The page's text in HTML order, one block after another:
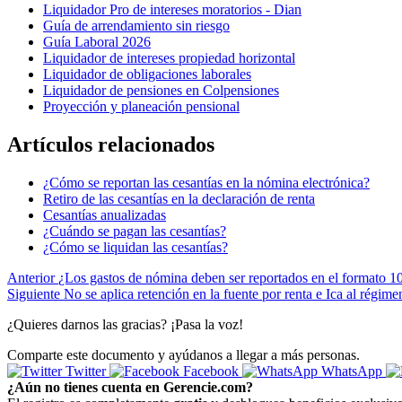
Liquidador Pro de intereses moratorios - Dian
Guía de arrendamiento sin riesgo
Guía Laboral 2026
Liquidador de intereses propiedad horizontal
Liquidador de obligaciones laborales
Liquidador de pensiones en Colpensiones
Proyección y planeación pensional
Artículos relacionados
¿Cómo se reportan las cesantías en la nómina electrónica?
Retiro de las cesantías en la declaración de renta
Cesantías anualizadas
¿Cuándo se pagan las cesantías?
¿Cómo se liquidan las cesantías?
Anterior ¿Los gastos de nómina deben ser reportados en el formato
Siguiente No se aplica retención en la fuente por renta e Ica al
¿Quieres darnos las gracias? ¡Pasa la voz!
Comparte este documento y ayúdanos a llegar a más personas.
Twitter
Facebook WhatsApp
¿Aún no tienes cuenta en Gerencie.com?